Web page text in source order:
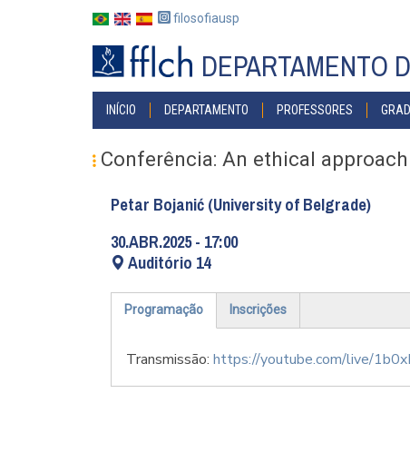
filosofiausp
DEPARTAMENTO
MAIN
NAVIGATION
INÍCIO DEPARTAMENTO PROFESSORES
Conferência: An ethical
Petar Bojanić (University of Belgrade)
30.ABR.2025 - 17:00
Auditório 14
Programação
Inscrições
Transmissão: https://youtube.com/live/